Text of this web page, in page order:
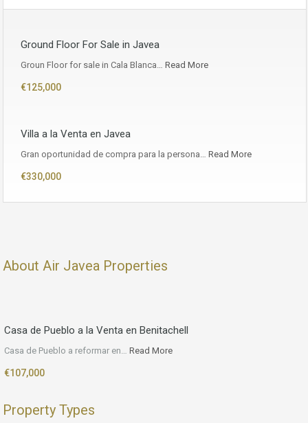
Ground Floor For Sale in Javea
Groun Floor for sale in Cala Blanca… Read More
€125,000
Villa a la Venta en Javea
Gran oportunidad de compra para la persona… Read More
€330,000
About Air Javea Properties
Casa de Pueblo a la Venta en Benitachell
Casa de Pueblo a reformar en… Read More
€107,000
Property Types